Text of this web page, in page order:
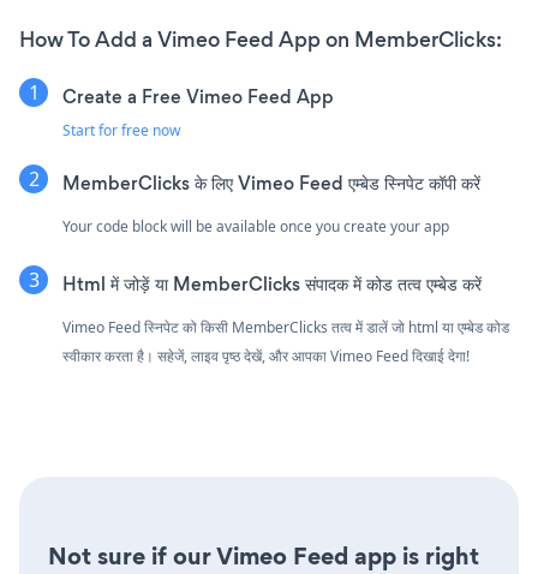
How To Add a Vimeo Feed App on MemberClicks:
Create a Free Vimeo Feed App
Start for free now
MemberClicks के लिए Vimeo Feed एम्बेड स्निपेट कॉपी करें
Your code block will be available once you create your app
Html में जोड़ें या MemberClicks संपादक में कोड तत्व एम्बेड करें
Vimeo Feed स्निपेट को किसी MemberClicks तत्व में डालें जो html या एम्बेड कोड
स्वीकार करता है। सहेजें, लाइव पृष्ठ देखें, और आपका Vimeo Feed दिखाई देगा!
Not sure if our Vimeo Feed app is right